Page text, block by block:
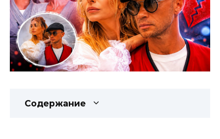
Содержание